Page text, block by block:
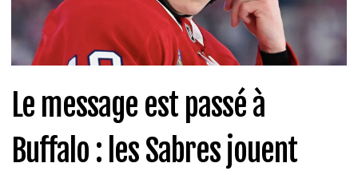
Le message est passé à
Buffalo : les Sabres jouent